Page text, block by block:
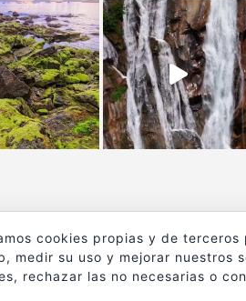
de
cookies propias y de
medir su uso y mejorar nuestros
rechazar las no necesarias o